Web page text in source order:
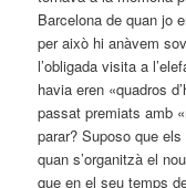
Barcelona de quan jo
per això hi anàvem
l’obligada visita a
havia eren «quadros
passat premiats amb
parar? Suposo que
quan s’organitzà el
que en el seu temps